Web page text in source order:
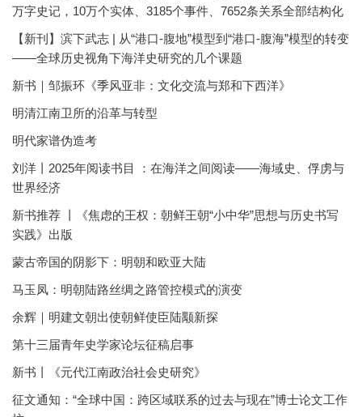
万字史记，10万个实体、3185个事件、7652条关系全部结构化
【新刊】滨下武志 | 从“港口-腹地”模型到“港口-腹海”模型的转变
——全球历史视角下海洋史研究的几个课题
新书｜邹振环《季风亚非：文化交流与郑和下西洋》
明清江南卫所的沿革与转型
明代家谱伪造考
刘洋丨2025年阅读书目 ：在海洋之间阅读——海域史、俘虏与
世界经济
新书推荐 丨《焦虑的王权：朝鲜王朝“小中华”思想与历史书写
实践》出版
蒙古帝国的阴影下：明朝和欧亚大陆
马玉凤：明朝陆路丝绸之路管控模式的演变
余辉｜明建文朝出使朝鲜使臣陆颙新探
第十三届青年史学家论坛征稿启事
新书丨《元代江南政治社会史研究》
征文通知：“全球中国：跨区域联系的过去与现在”博士论文工作